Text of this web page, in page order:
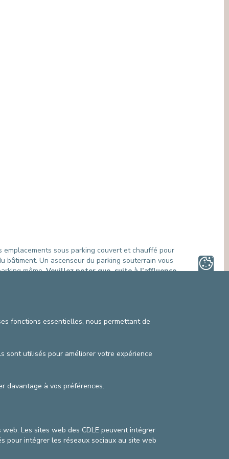
sous parking couvert et chauffé pour
bâtiment. Un ascenseur du parking souterrain vous
même.Veuillez noter que, suite à l’affluence
vie privée ©2025 Cliniques de l’Europe
fonctions essentielles, nous permettant de
sont utilisés pour améliorer votre expérience
davantage à vos préférences.
Les sites web des CDLE peuvent intégrer
pour intégrer les réseaux sociaux au site web